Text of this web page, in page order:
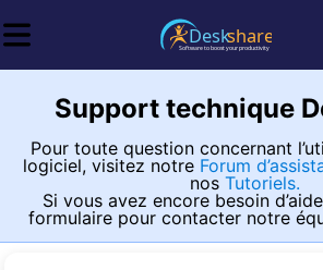
Support technique
Pour toute question concernant
logiciel, visitez notre Forum
nos Tutoriels.
Si vous avez encore besoin
formulaire pour contacter notre